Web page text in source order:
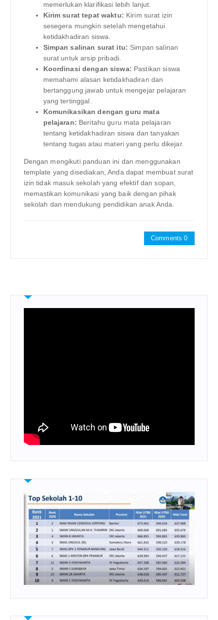
memerlukan klarifikasi lebih lanjut.
Kirim surat tepat waktu: Kirim surat izin
sesegera mungkin setelah mengetahui
ketidakhadiran siswa.
Simpan salinan surat itu: Simpan salinan
surat untuk arsip pribadi.
Koordinasi dengan siswa: Pastikan siswa
memahami alasan ketidakhadiran dan
bertanggung jawab untuk mengejar pelajaran
yang tertinggal.
Komunikasikan dengan guru mata
pelajaran: Beritahu guru mata pelajaran
tentang ketidakhadiran siswa dan tanyakan
tentang tugas atau materi yang perlu dikejar.
Dengan mengikuti panduan ini dan menggunakan
template yang disediakan, Anda dapat membuat surat
izin tidak masuk sekolah yang efektif dan sopan,
memastikan komunikasi yang baik dengan pihak
sekolah dan mendukung pendidikan anak Anda.
Comments 0